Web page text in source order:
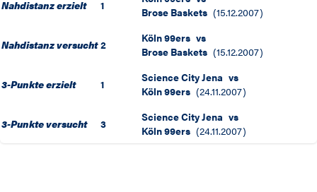
Nahdistanz erzielt 1
Brose Baskets (15.12.2007)
Nahdistanz versucht 2 Köln 99ers vs
Brose Baskets (15.12.2007)
3-Punkte erzielt 1 Science City Jena vs
Köln 99ers (24.11.2007)
3-Punkte versucht 3 Science City Jena vs
Köln 99ers (24.11.2007)